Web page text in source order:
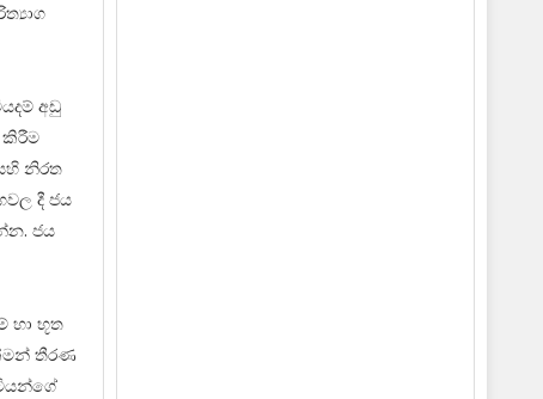
අඩු
කිරීම
නිරත
දී ජය
ජය
හා භූත
තීරණ